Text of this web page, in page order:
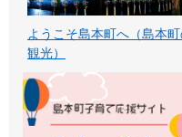
ようこそ島本町へ（島本
観光）